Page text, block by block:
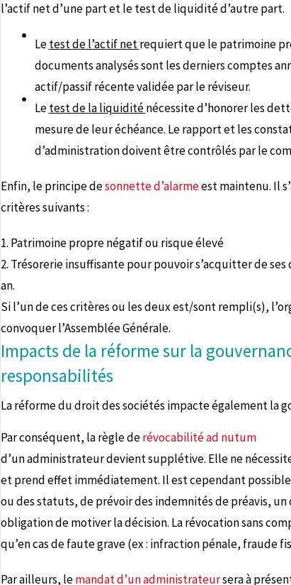
l’actif net d’une part et le test de liquidité d’autre part.
Letest de l’actif netrequiert que le patrimoine
documents analysés sont les derniers comptes
actif/passif récente validée par le réviseur.
Letest de la liquiditénécessite d’honorer les
mesure de leur échéance. Le rapport et les
d’administration doivent être contrôlés par le
Enfin, le principe desonnette d’alarmeest maintenu. Il
critères suivants :
1. Patrimoine propre négatif ou risque élevé
2. Trésorerie insuffisante pour pouvoir s’acquitter de
an.
Si l’un de ces critères ou les deux est/sont rempli(s),
convoquer l’Assemblée Générale.
Impacts de la réforme sur la
responsabilités
La réforme du droit des sociétés impacte également la
Par conséquent, la règle derévocabilité ad nutum
d’un administrateur devient supplétive. Elle ne
et prend effet immédiatement. Il est cependant
ou des statuts, de prévoir des indemnités de préavis,
obligation de motiver la décision. La révocation sans
qu’en cas de faute grave (ex : infraction pénale, fraude
Par ailleurs, lemandat d’un administrateursera à